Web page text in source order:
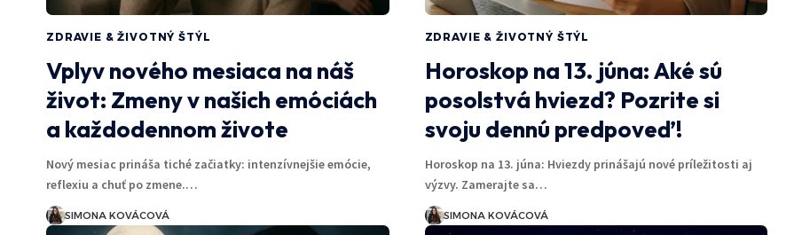
ZDRAVIE & ŽIVOTNÝ ŠTÝL
Vplyv nového mesiaca na náš
život: Zmeny v našich emóciách
a každodennom živote
Nový mesiac prináša tiché začiatky: intenzívnejšie emócie,
reflexiu a chuť po zmene.…
SIMONA KOVÁCOVÁ
ZDRAVIE & ŽIVOTNÝ ŠTÝL
Horoskop na 13. júna: Aké sú
posolstvá hviezd? Pozrite si
svoju dennú predpoveď!
Horoskop na 13. júna: Hviezdy prinášajú nové príležitosti aj
výzvy. Zamerajte sa…
SIMONA KOVÁCOVÁ